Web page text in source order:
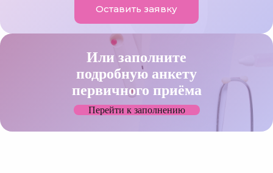
Оставить заявку
Или заполните
подробную анкету
первичного приёма
Перейти к заполнению